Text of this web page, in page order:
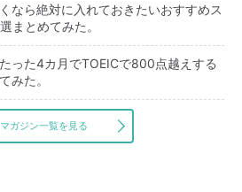
なら絶対に入れておきたいおすすめス
まとめてみた。
った4カ月でTOEICで800点越えする
みた。
マガジン一覧を見る